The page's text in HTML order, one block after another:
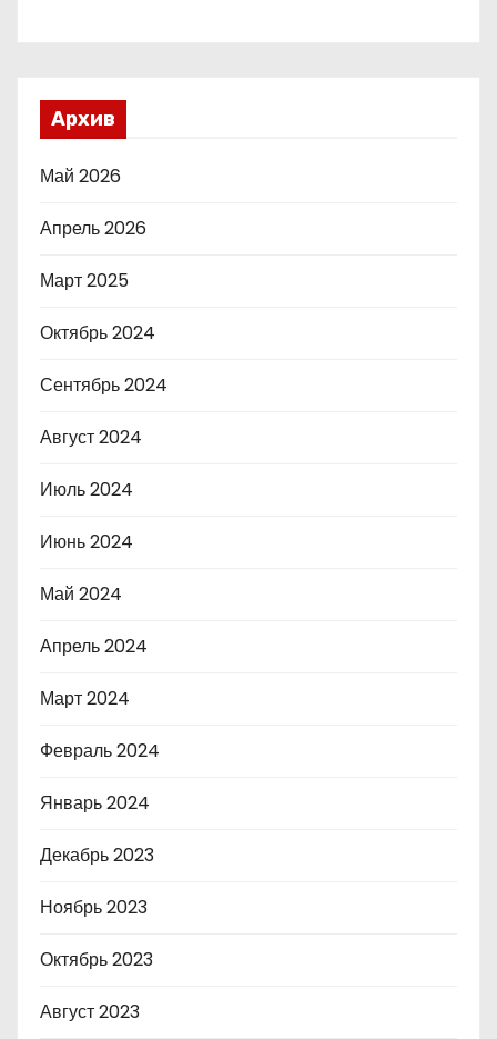
Архив
Май 2026
Апрель 2026
Март 2025
Октябрь 2024
Сентябрь 2024
Август 2024
Июль 2024
Июнь 2024
Май 2024
Апрель 2024
Март 2024
Февраль 2024
Январь 2024
Декабрь 2023
Ноябрь 2023
Октябрь 2023
Август 2023